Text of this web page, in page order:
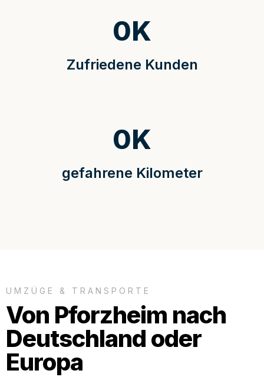
Zufriedene Kunden
0K
gefahrene Kilometer
0K
UMZÜGE & TRANSPORTE
Von Pforzheim nach
Deutschland oder
Europa